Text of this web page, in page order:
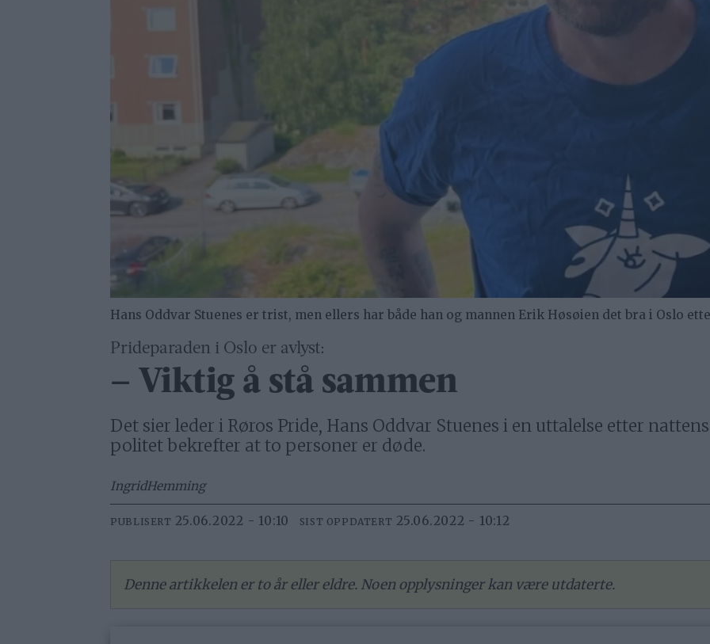
Hans Oddvar Stuenes er trist, men ellers har både han og mannen Erik Høsøien det bra i Oslo
Prideparaden i Oslo er avlyst:
– Viktig å stå sammen
Det sier leder i Røros Pride, Hans Oddvar Stuenes i en uttalelse etter
politet bekrefter at to personer er døde.
IngridHemming
PUBLISERT 25.06.2022 - 10:10 SIST OPPDATERT 25.06.2022 - 10:12
Denne artikkelen er to år eller eldre. Noen opplysninger kan være utdaterte.